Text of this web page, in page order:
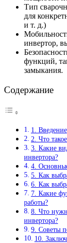
Тип
для
и т. д.)
инвертор,
функций,
замыкания.
Содержание
1. Введение
2. Что
3. Какие
инвертора?
4.
5. Как
6. Как
7. Какие
работы?
8. Что
инвертора?
9. Советы
10.